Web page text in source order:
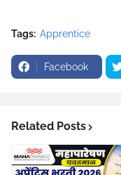
Tags: Apprentice
Facebook
Related Posts